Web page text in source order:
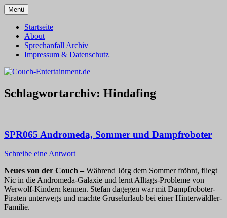
Zum
Inhalt
springen
Couch-Entertainment.de
Menü
Startseite
About
Sprechanfall Archiv
Impressum & Datenschutz
Schlagwortarchiv: Hindafing
SPR065 Andromeda, Sommer und Dampfroboter
Schreibe eine Antwort
Neues von der Couch – Während Jörg dem Sommer fröhnt, fliegt
Nic in die Andromeda-Galaxie und lernt Alltags-Probleme von
Werwolf-Kindern kennen. Stefan dagegen war mit Dampfroboter-
Piraten unterwegs und machte Gruselurlaub bei einer Hinterwäldler-
Familie.